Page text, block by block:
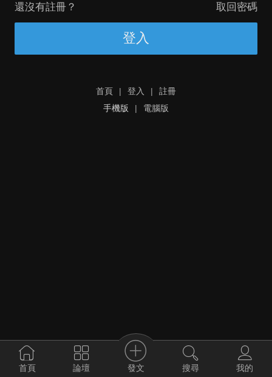
還沒有註冊？ 取回密碼
登入
首頁 | 登入 |
註冊
手機版
| 電腦版
首頁 論壇 發文 搜尋 我的